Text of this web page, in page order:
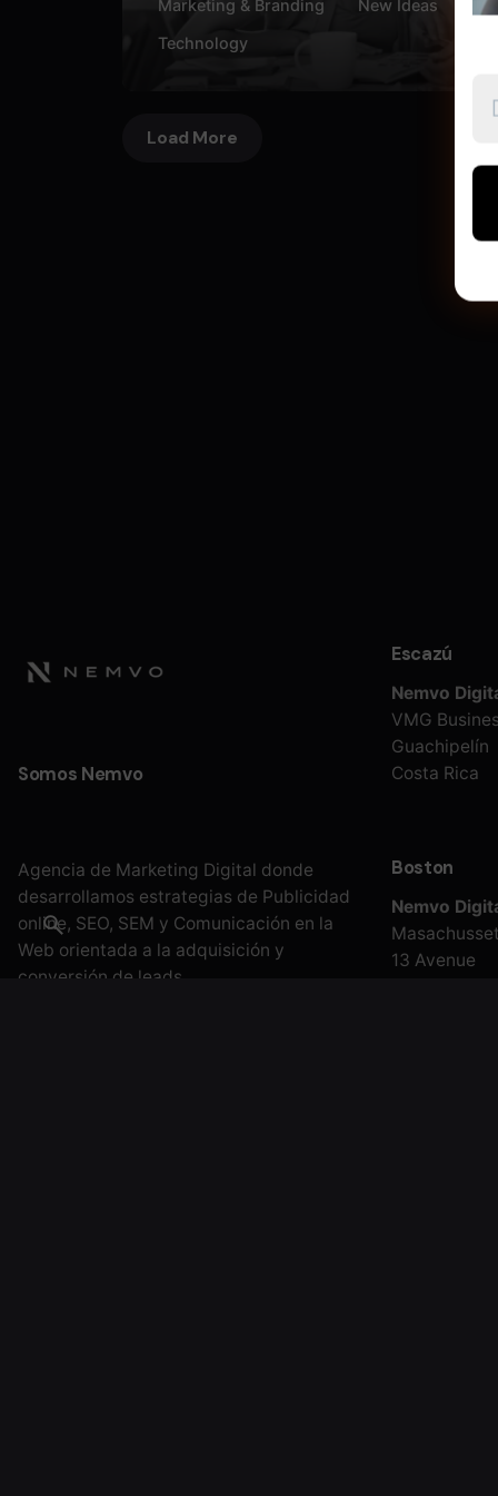
Marketing & Branding
New Ideas
Technology
Load More
Somos Nemvo
Agencia de Marketing Digital donde
desarrollamos estrategias de Publicidad
online, SEO, SEM y Comunicación en la
Web orientada a la adquisición y
conversión de leads.
Escazú
Nemvo
VMG
Guachipelín
Costa Rica
Boston
Nemvo
13 Avenue